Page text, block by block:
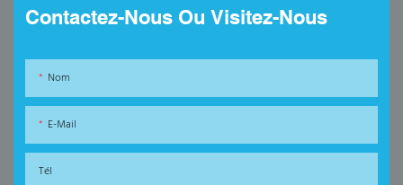
Contactez-Nous Ou Visitez-Nous
Nom
E-Mail
Tél